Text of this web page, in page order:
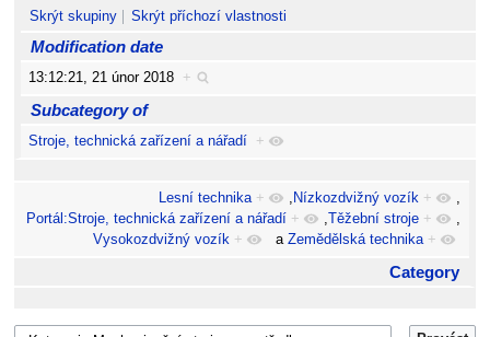
Skrýt skupiny Skrýt příchozí vlastnosti
Modification date
13:12:21, 21 únor 2018 +
Subcategory of
Stroje, technická zařízení a nářadí +
Lesní technika + , Nízkozdvižný vozík +
,
Portál:Stroje, technická zařízení a nářadí + , Těžební stroje +
,
Vysokozdvižný vozík + aZemědělská technika +
Category